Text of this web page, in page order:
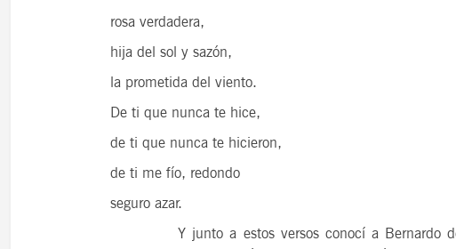
rosa verdadera,
hija del sol y sazón,
la prometida del viento.
De ti que nunca te hice,
de ti que nunca te hicieron,
de ti me fío, redondo
seguro azar.
Y junto a estos versos conocí a Bernardo de